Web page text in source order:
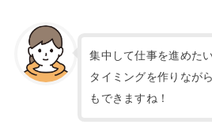
集中して仕事を進めた
タイミングを作りなが
もできますね！